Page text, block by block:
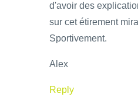
d'avoir des
sur cet étirement
Sportivement.
Alex
Reply